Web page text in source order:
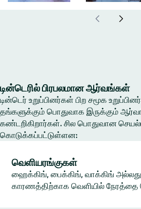
டின்டெரில் பிரபலமான ஆர்வங்கள்
டின்டெர் உறுப்பினர்கள் பிற சமூக
தங்களுக்கும் பொதுவாக இருக்கும்
கண்டறிகிறார்கள். சில பொதுவான
கொடுக்கப்பட்டுள்ளன:
வெளியரங்குகள்
ஹைக்கிங், பைக்கிங், வாக்கிங்
காரணத்திற்காக வெளியில் நேரத்தை